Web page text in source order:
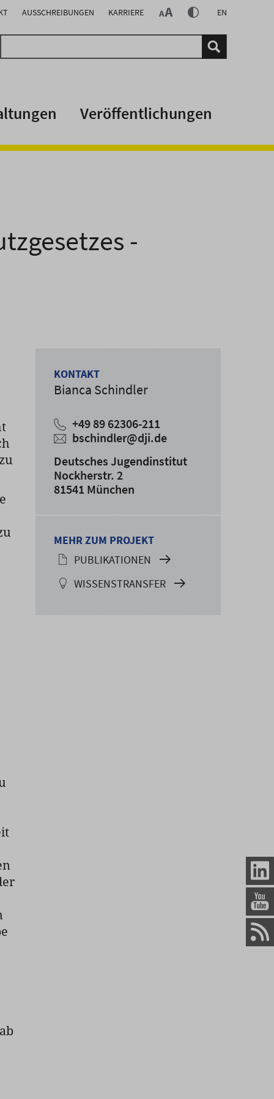
AUSSCHREIBUNGEN KARRIERE EN
Veröffentlichungen
-
KONTAKT
Bianca Schindler
+49 89 62306-211
bschindler@dji.de
Deutsches Jugendinstitut
Nockherstr. 2
81541 München
MEHR ZUM PROJEKT
PUBLIKATIONEN
WISSENSTRANSFER